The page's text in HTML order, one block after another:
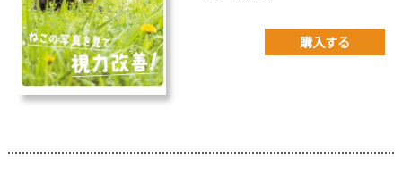
購入する